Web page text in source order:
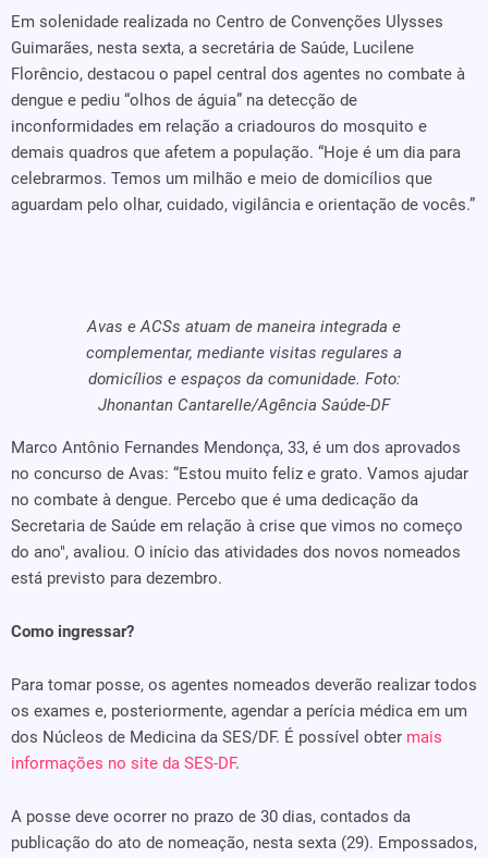
Em solenidade realizada no Centro de Convenções Ulysses
Guimarães, nesta sexta, a secretária de Saúde, Lucilene
Florêncio, destacou o papel central dos agentes no combate à
dengue e pediu “olhos de águia” na detecção de
inconformidades em relação a criadouros do mosquito e
demais quadros que afetem a população. “Hoje é um dia para
celebrarmos. Temos um milhão e meio de domicílios que
aguardam pelo olhar, cuidado, vigilância e orientação de vocês.”
Avas e ACSs atuam de maneira integrada e
complementar, mediante visitas regulares a
domicílios e espaços da comunidade. Foto:
Jhonantan Cantarelle/Agência Saúde-DF
Marco Antônio Fernandes Mendonça, 33, é um dos aprovados
no concurso de Avas: “Estou muito feliz e grato. Vamos ajudar
no combate à dengue. Percebo que é uma dedicação da
Secretaria de Saúde em relação à crise que vimos no começo
do ano", avaliou. O início das atividades dos novos nomeados
está previsto para dezembro.
Como ingressar?
Para tomar posse, os agentes nomeados deverão realizar todos
os exames e, posteriormente, agendar a perícia médica em um
dos Núcleos de Medicina da SES/DF. É possível obter mais
informações no site da SES-DF.
A posse deve ocorrer no prazo de 30 dias, contados da
publicação do ato de nomeação, nesta sexta (29). Empossados,